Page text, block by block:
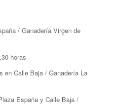
/ Ganadería Virgen de
horas
en Calle Baja / Ganadería La
España y Calle Baja /